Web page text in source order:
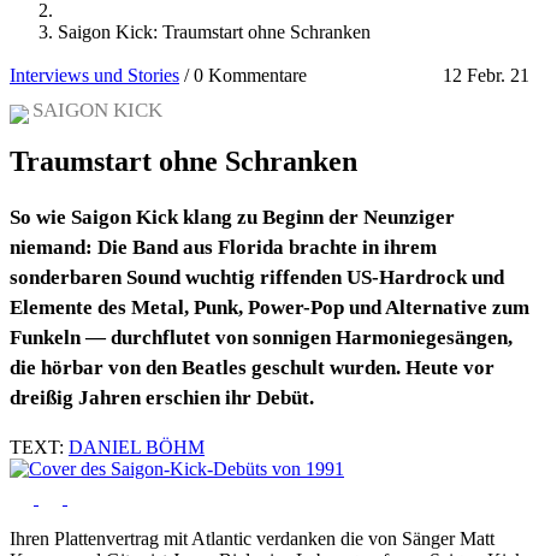
Saigon Kick: Traumstart ohne Schranken
Interviews und Stories 12 Febr. 21
/0 Kommentare
SAIGON KICK
Traumstart ohne Schranken
So wie Saigon Kick klang zu Beginn der Neunziger
niemand: Die Band aus Florida brachte in ihrem
sonderbaren Sound wuchtig riffenden US-Hardrock und
Elemente des Metal, Punk, Power-Pop und Alternative zum
Funkeln — durchflutet von sonnigen Harmoniegesängen,
die hörbar von den Beatles geschult wurden. Heute vor
dreißig Jahren erschien ihr Debüt.
TEXT: DANIEL BÖHM
Ihren Plattenvertrag mit Atlantic verdanken die von Sänger Matt